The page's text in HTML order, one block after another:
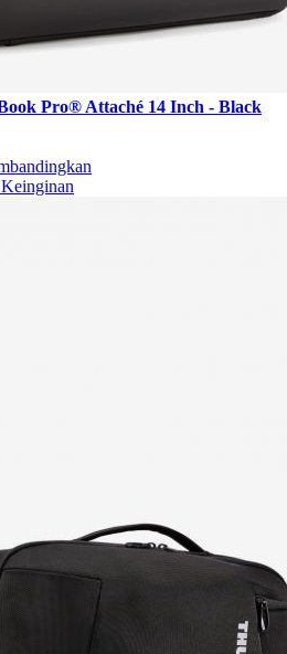
Pro® Attaché 14 Inch - Black